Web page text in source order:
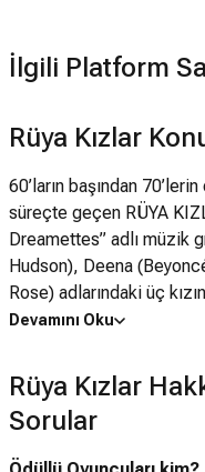
İlgili Platform
Rüya Kızlar
60’ların başından
süreçte geçen RÜYA
Dreamettes” adlı müzik
Hudson), Deena
Rose) adlarındaki üç
menajer Curtis Taylor,
onlara as sanatçı James
yardımcı sanatçıları
kızların görünüşlerinin
halkın büyük ilgisini
Devamını Oku
Rüya Kızlar
Sorular